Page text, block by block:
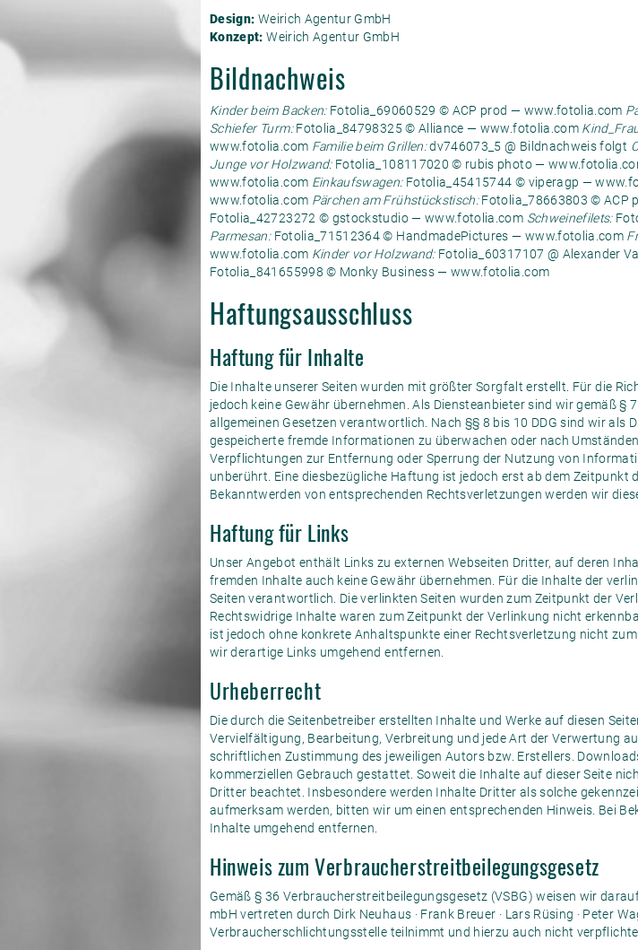
Design: Weirich Agentur GmbH
Konzept: Weirich Agentur GmbH
Bildnachweis
Kinder beim Backen: Fotolia_69060529 © ACP prod — www.fotolia.com
Schiefer Turm:Fotolia_84798325 © Alliance — www.fotolia.com
www.fotolia.com Familie beim Grillen:dv746073_5 @ Bildnachweis folgt
Junge vor Holzwand: Fotolia_108117020 © rubis photo —
www.fotolia.com Einkaufswagen:Fotolia_45415744 © viperagp —
www.fotolia.com Pärchen am Frühstückstisch:Fotolia_78663803 © ACP
Fotolia_42723272 © gstockstudio — www.fotolia.com Schweinefilets:
Parmesan:Fotolia_71512364 © HandmadePictures — www.fotolia.com
www.fotolia.com Kinder vor Holzwand:Fotolia_60317107 @ Alexander
Fotolia_841655998 © Monky Business — www.fotolia.com
Haftungsausschluss
Haftung für Inhalte
Die Inhalte unserer Seiten wurden mit größter Sorgfalt erstellt. Für die
jedoch keine Gewähr übernehmen. Als Diensteanbieter sind wir gemäß §
allgemeinen Gesetzen verantwortlich. Nach §§ 8 bis 10 DDG sind wir
gespeicherte fremde Informationen zu überwachen oder nach
Verpflichtungen zur Entfernung oder Sperrung der Nutzung von
unberührt. Eine diesbezügliche Haftung ist jedoch erst ab dem Zeitpunkt
Bekanntwerden von entsprechenden Rechtsverletzungen werden wir
Haftung für Links
Unser Angebot enthält Links zu externen Webseiten Dritter, auf deren
fremden Inhalte auch keine Gewähr übernehmen. Für die Inhalte der
Seiten verantwortlich. Die verlinkten Seiten wurden zum Zeitpunkt der
Rechtswidrige Inhalte waren zum Zeitpunkt der Verlinkung nicht
ist jedoch ohne konkrete Anhaltspunkte einer Rechtsverletzung nicht
wir derartige Links umgehend entfernen.
Urheberrecht
Die durch die Seitenbetreiber erstellten Inhalte und Werke auf diesen
Vervielfältigung, Bearbeitung, Verbreitung und jede Art der Verwertung
schriftlichen Zustimmung des jeweiligen Autors bzw. Erstellers.
kommerziellen Gebrauch gestattet. Soweit die Inhalte auf dieser Seite
Dritter beachtet. Insbesondere werden Inhalte Dritter als solche
aufmerksam werden, bitten wir um einen entsprechenden Hinweis. Bei
Inhalte umgehend entfernen.
Hinweis zum Verbraucherstreitbeilegungsgesetz
Gemäß § 36 Verbraucherstreitbeilegungsgesetz (VSBG) weisen wir
mbH vertreten durch Dirk Neuhaus · Frank Breuer · Lars Rüsing · Peter
Verbraucherschlichtungsstelle teilnimmt und hierzu auch nicht